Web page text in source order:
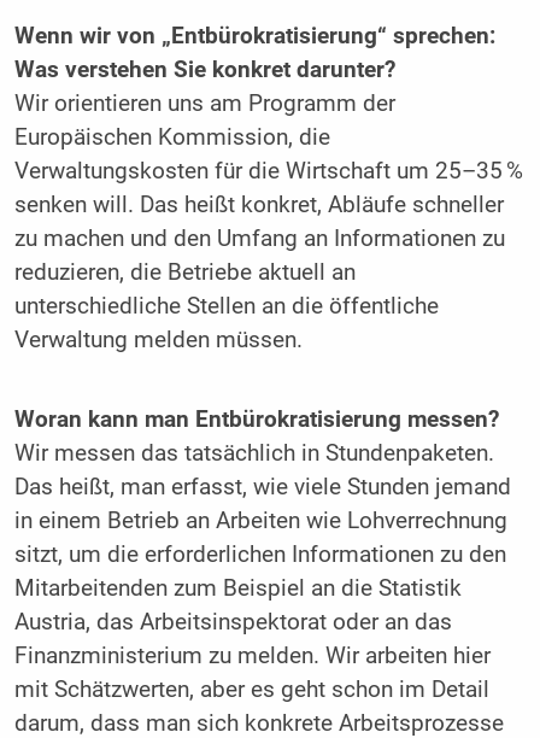
Wenn wir von „Entbürokratisierung“ sprechen:
Was verstehen Sie konkret darunter?
Wir orientieren uns am Programm der
Europäischen Kommission, die
Verwaltungskosten für die Wirtschaft um 25–35 %
senken will. Das heißt konkret, Abläufe schneller
zu machen und den Umfang an Informationen zu
reduzieren, die Betriebe aktuell an
unterschiedliche Stellen an die öffentliche
Verwaltung melden müssen.
Woran kann man Entbürokratisierung messen?
Wir messen das tatsächlich in Stundenpaketen.
Das heißt, man erfasst, wie viele Stunden jemand
in einem Betrieb an Arbeiten wie Lohverrechnung
sitzt, um die erforderlichen Informationen zu den
Mitarbeitenden zum Beispiel an die Statistik
Austria, das Arbeitsinspektorat oder an das
Finanzministerium zu melden. Wir arbeiten hier
mit Schätzwerten, aber es geht schon im Detail
darum, dass man sich konkrete Arbeitsprozesse